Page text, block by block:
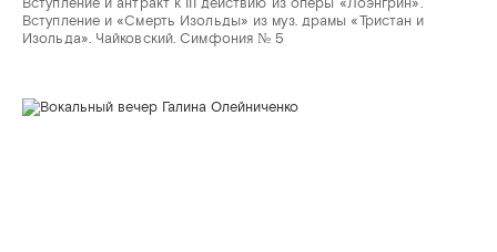
Вступление и «Смерть Изольды» из муз. драмы «Тристан и
Изольда». Чайковский. Симфония № 5